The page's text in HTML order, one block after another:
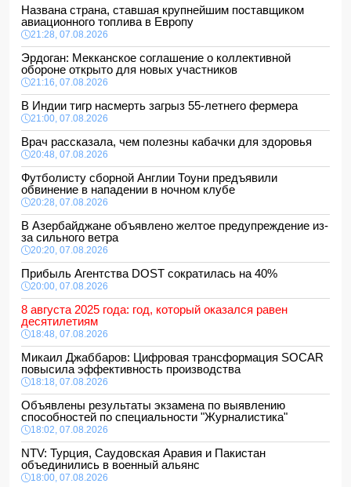
Названа страна, ставшая крупнейшим поставщиком
авиационного топлива в Европу
21:28, 07.08.2026
Эрдоган: Мекканское соглашение о коллективной
обороне открыто для новых участников
21:16, 07.08.2026
В Индии тигр насмерть загрыз 55-летнего фермера
21:00, 07.08.2026
Врач рассказала, чем полезны кабачки для здоровья
20:48, 07.08.2026
Футболисту сборной Англии Тоуни предъявили
обвинение в нападении в ночном клубе
20:28, 07.08.2026
В Азербайджане объявлено желтое предупреждение из-
за сильного ветра
20:20, 07.08.2026
Прибыль Агентства DOST сократилась на 40%
20:00, 07.08.2026
8 августа 2025 года: год, который оказался равен
десятилетиям
18:48, 07.08.2026
Микаил Джаббаров: Цифровая трансформация SOCAR
повысила эффективность производства
18:18, 07.08.2026
Объявлены результаты экзамена по выявлению
способностей по специальности "Журналистика"
18:02, 07.08.2026
NTV: Турция, Саудовская Аравия и Пакистан
объединились в военный альянс
18:00, 07.08.2026